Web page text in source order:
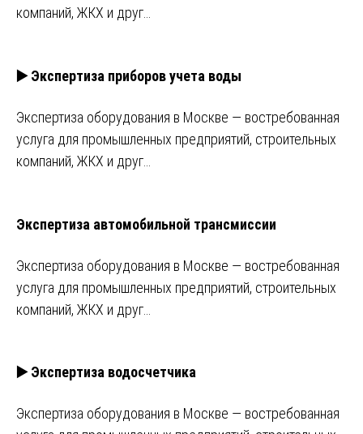
компаний, ЖКХ и друг…
▶️ Экспертиза приборов учета воды
Экспертиза оборудования в Москве — востребованная
услуга для промышленных предприятий, строительных
компаний, ЖКХ и друг…
Экспертиза автомобильной трансмиссии
Экспертиза оборудования в Москве — востребованная
услуга для промышленных предприятий, строительных
компаний, ЖКХ и друг…
▶️ Экспертиза водосчетчика
Экспертиза оборудования в Москве — востребованная